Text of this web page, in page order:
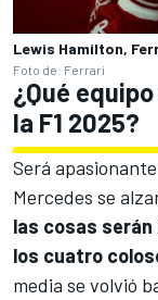
Lewis Hamilton,
Foto de: Ferrari
¿Qué
la F1 2025?
Será
Mercedes se
las cosas
los cuatro
media se volvió